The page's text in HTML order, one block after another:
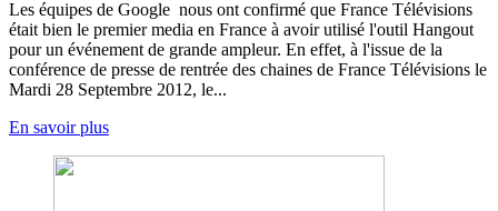
Les équipes de Google nous ont confirmé que France Télévisions
était bien le premier media en France à avoir utilisé l'outil Hangout
pour un événement de grande ampleur. En effet, à l'issue de la
conférence de presse de rentrée des chaines de France Télévisions le
Mardi 28 Septembre 2012, le...
En savoir plus